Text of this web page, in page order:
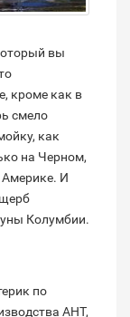
вы
кроме как в
смело
как
на Черном,
Америке. И
Колумбии.
по
АНТ,